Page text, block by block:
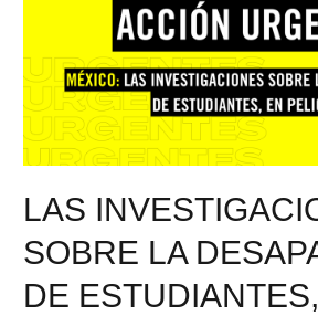
LAS
SOBRE LA
DE